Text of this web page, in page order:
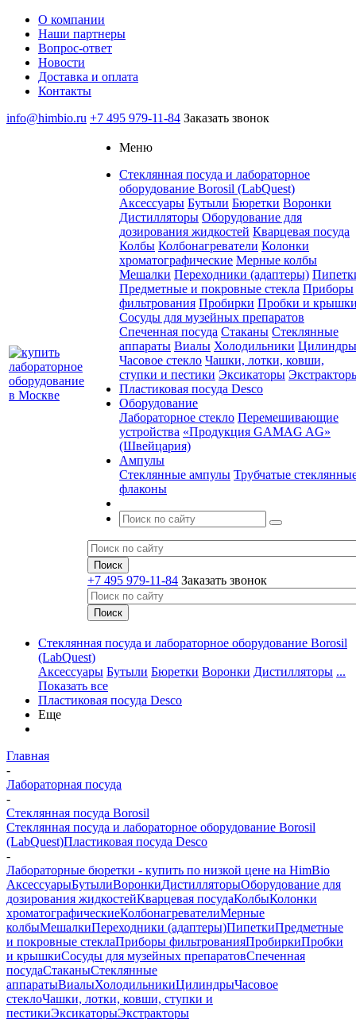
О компании
Наши партнеры
Вопрос-ответ
Новости
Доставка и оплата
Контакты
info@himbio.ru +7 495 979-11-84 Заказать звонок
Меню
Стеклянная посуда и лабораторное
оборудование Borosil (LabQuest)
Аксессуары Бутыли Бюретки Воронки
Дистилляторы Оборудование для
дозирования жидкостей Кварцевая посуда
Колбы Колбонагреватели Колонки
хроматографические Мерные колбы
Мешалки Переходники (адаптеры)
Предметные и покровные стекла Приборы
фильтрования Пробирки Пробки и
Сосуды для музейных препаратов
Спеченная посуда Стаканы Стеклянные
аппараты Виалы Холодильники Цилиндры
Часовое стекло Чашки, лотки, ковши,
ступки и пестики Эксикаторы
Пластиковая посуда Desco
Оборудование
Лабораторное стекло Перемешивающие
устройства «Продукция GAMAG AG»
(Швейцария)
Ампулы
Стеклянные ампулы Трубчатые
флаконы
+7 495 979-11-84 Заказать звонок
Стеклянная посуда и лабораторное оборудование Borosil
(LabQuest)
Аксессуары Бутыли Бюретки Воронки Дистилляторы ...
Показать все
Пластиковая посуда Desco
Еще
Главная
-
Лабораторная посуда
-
Стеклянная посуда Borosil
Стеклянная посуда и лабораторное оборудование Borosil
(LabQuest)Пластиковая посуда Desco
-
Лабораторные бюретки - купить по низкой цене на HimBio
АксессуарыБутылиВоронкиДистилляторыОборудование для
дозирования жидкостейКварцевая посудаКолбыКолонки
хроматографическиеКолбонагревателиМерные
колбыМешалкиПереходники (адаптеры)ПипеткиПредметные
и покровные стеклаПриборы фильтрованияПробиркиПробки
и крышкиСосуды для музейных препаратовСпеченная
посудаСтаканыСтеклянные
аппаратыВиалыХолодильникиЦилиндрыЧасовое
стеклоЧашки, лотки, ковши, ступки и
пестикиЭксикаторыЭкстракторы